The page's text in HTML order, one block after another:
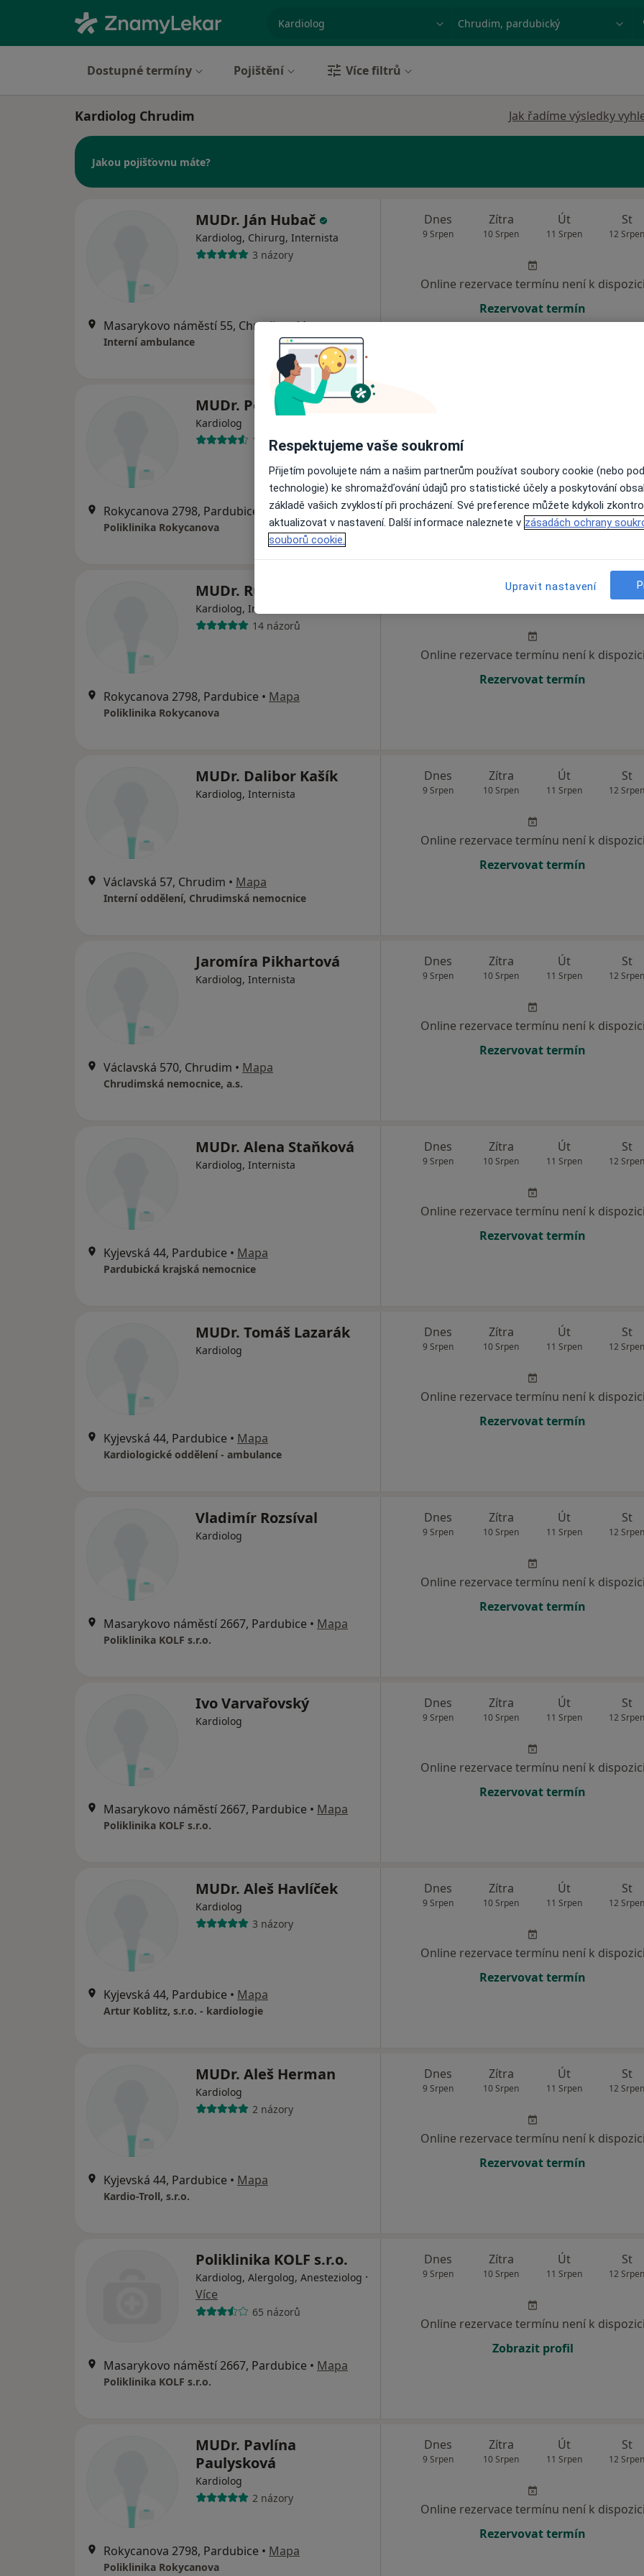
Město nebo region
Dostupné termíny Pojištění Více filtrů
Kardiolog Chrudim Jak řadíme výsledky
Jakou pojišťovnu máte?
MUDr. Ján Hubač
Kardiolog, Chirurg, Internista
3 názory
Masarykovo náměstí 55, Chrudim•Mapa
Interní ambulance
Dnes
9 Srpen
Zítra
10 Srpen
Út
11 Srpen
St
12 Srpen
Online rezervace termínu není k dispozici
Rezervovat termín
MUDr. Petr Vodňanský
Kardiolog
15 názorů
Rokycanova 2798, Pardubice Mapa
Poliklinika Rokycanova
Online rezervace termínu není k
Rezervovat termín
MUDr. Růžena Emrová
Kardiolog, Internista
14 názorů
Rokycanova 2798, Pardubice • Mapa
Poliklinika Rokycanova
Zítra Út
Online rezervace termínu není k dispozici
Rezervovat termín
MUDr. Dalibor Kašík
Kardiolog, Internista
Václavská 57, Chrudim • Mapa
Interní oddělení, Chrudimská nemocnice
Dnes
9 Srpen
Zítra
10 Srpen
Út
11 Srpen
St
12 Srpen
Online rezervace termínu není k dispozici
Rezervovat termín
Jaromíra Pikhartová
Kardiolog, Internista
Václavská 570, Chrudim • Mapa
Chrudimská nemocnice, a.s.
Dnes
9 Srpen
Zítra
10 Srpen
Út
11 Srpen
St
12 Srpen
Online rezervace termínu není k dispozici
Rezervovat termín
MUDr. Alena Staňková
Kardiolog, Internista
Kyjevská 44, Pardubice • Mapa
Pardubická krajská nemocnice
Dnes
9 Srpen
Zítra
10 Srpen
Út
11 Srpen
St
12 Srpen
Online rezervace termínu není k dispozici
Rezervovat termín
MUDr. Tomáš Lazarák
Kardiolog
Kyjevská 44, Pardubice • Mapa
Kardiologické oddělení - ambulance
Dnes
9 Srpen
Zítra
10 Srpen
Út
11 Srpen
St
12 Srpen
Online rezervace termínu není k dispozici
Rezervovat termín
Vladimír Rozsíval
Kardiolog
Masarykovo náměstí 2667, Pardubice • Mapa
Poliklinika KOLF s.r.o.
Dnes
9 Srpen
Zítra
10 Srpen
Út
11 Srpen
St
12 Srpen
Online rezervace termínu není k dispozici
Rezervovat termín
Ivo Varvařovský
Kardiolog
Masarykovo náměstí 2667, Pardubice • Mapa
Poliklinika KOLF s.r.o.
Dnes
9 Srpen
Zítra
10 Srpen
Út
11 Srpen
St
12 Srpen
Online rezervace termínu není k dispozici
Rezervovat termín
MUDr. Aleš Havlíček
Kardiolog
3 názory
Kyjevská 44, Pardubice • Mapa
Artur Koblitz, s.r.o. - kardiologie
Dnes
9 Srpen
Zítra
10 Srpen
Út
11 Srpen
St
12 Srpen
Online rezervace termínu není k dispozici
Rezervovat termín
MUDr. Aleš Herman
Kardiolog
2 názory
Kyjevská 44, Pardubice • Mapa
Kardio-Troll, s.r.o.
Dnes
9 Srpen
Zítra
10 Srpen
Út
11 Srpen
St
12 Srpen
Online rezervace termínu není k dispozici
Rezervovat termín
Poliklinika KOLF s.r.o.
Kardiolog, Alergolog, Anesteziolog ·
Více
65 názorů
Masarykovo náměstí 2667, Pardubice • Mapa
Poliklinika KOLF s.r.o.
Dnes
9 Srpen
Zítra
10 Srpen
Út
11 Srpen
St
12 Srpen
Online rezervace termínu není k dispozici
Zobrazit profil
MUDr. Pavlína
Paulysková
Kardiolog
2 názory
Rokycanova 2798, Pardubice • Mapa
Poliklinika Rokycanova
Dnes
9 Srpen
Zítra
10 Srpen
Út
11 Srpen
St
12 Srpen
Online rezervace termínu není k dispozici
Rezervovat termín
Respektujeme vaše soukromí
Přijetím povolujete nám a našim partnerům používat soubory cookie (nebo
technologie) ke shromažďování údajů pro statistické účely a poskytování
základě vašich zvyklostí při procházení. Své preference můžete kdykoli
aktualizovat v nastavení. Další informace naleznete v zásadách ochrany
souborů cookie.
Upravit nastavení